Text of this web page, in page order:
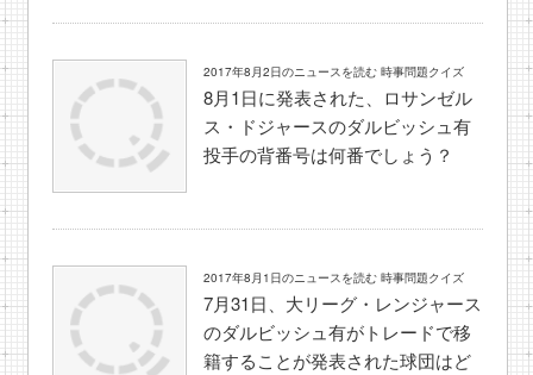
2017年8月2日のニュースを読む 時事問題クイズ
8月1日に発表された、ロサンゼル
ス・ドジャースのダルビッシュ有
投手の背番号は何番でしょう？
2017年8月1日のニュースを読む 時事問題クイズ
7月31日、大リーグ・レンジャース
のダルビッシュ有がトレードで移
籍することが発表された球団はど